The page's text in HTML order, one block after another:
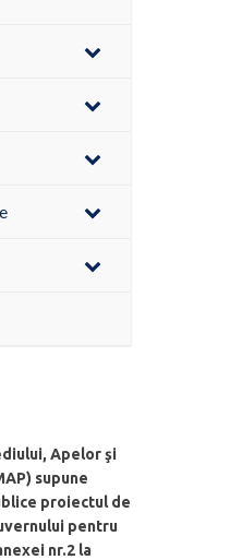
Apelor şi
supune
proiectul de
pentru
nr.2 la